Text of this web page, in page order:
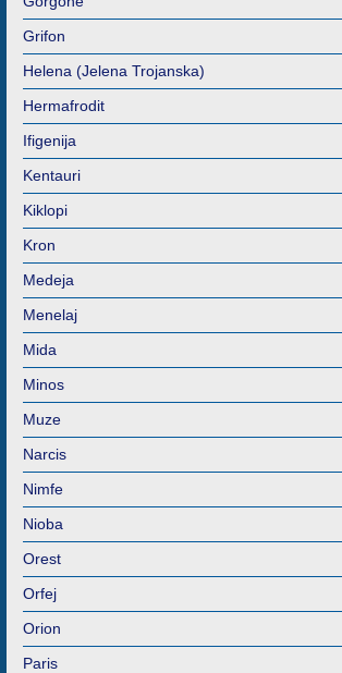
Grifon
Helena (Jelena Trojanska)
Hermafrodit
Ifigenija
Kentauri
Kiklopi
Kron
Medeja
Menelaj
Mida
Minos
Muze
Narcis
Nimfe
Nioba
Orest
Orfej
Orion
Paris